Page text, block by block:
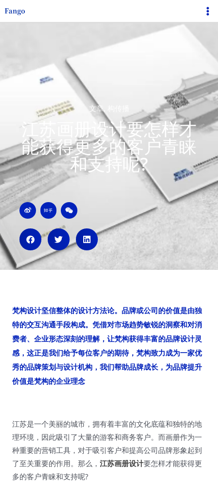
跳
至
文章
江苏画册设计要怎样才
能获得更多的客户青睐
和支持呢?
W
e
i
Z
h
i
u
W
e
i
i
n
梵构设计坚信整体的设计方法论。品牌或公司的价值是由独
特的交互沟通手段构成。凭借对市场趋势敏锐的洞察和对消
费者、企业形态深刻的理解，让梵构获得丰富的品牌设计灵
感，这正是我们给予每位客户的期待，梵构致力成为一家优
秀的品牌策划与设计机构，我们帮助品牌成长，为品牌提升
价值是梵构的企业理念
江苏是一个美丽的城市，拥有着丰富的文化底蕴和独特的地
理环境，因此吸引了大量的游客和商务客户。而画册作为一
种重要的营销工具，对于吸引客户和提高公司品牌形象起到
了至关重要的作用。那么， 江苏画册设计要怎样才能获得更
多的客户青睐和支持呢?